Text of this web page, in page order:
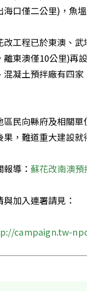
海口僅二公里)，魚
改工程已於東澳、
離東澳僅10公里)再
混凝土預拌廠有四
區民向縣府及相關
果，難道重大建設
報導： 蘇花改南澳
與加入連署請見：
campaign.tw-